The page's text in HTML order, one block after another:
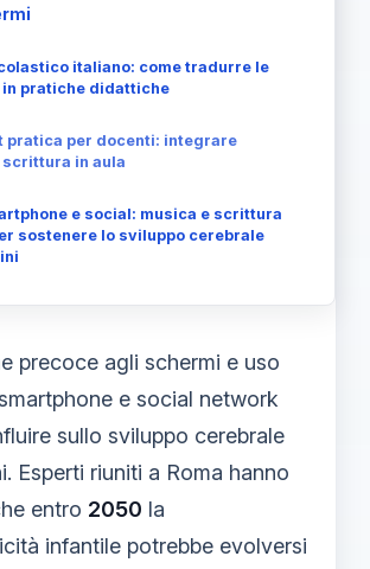
italiano: come tradurre le
pratiche didattiche
pratica per docenti: integrare
scrittura in aula
e social: musica e scrittura
sostenere lo sviluppo cerebrale
precoce agli schermi e uso
e social network
sullo sviluppo cerebrale
Esperti riuniti a Roma hanno
entro 2050 la
infantile potrebbe evolversi